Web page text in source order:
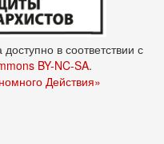
в соответствии с
BY-NC-SA.
Действия»